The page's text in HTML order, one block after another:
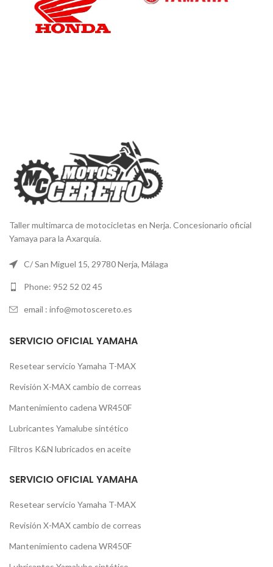
Taller multimarca de motocicletas en Nerja. Concesionario oficial
Yamaya para la Axarquía.
C/ San Miguel 15, 29780 Nerja, Málaga
Phone: 952 52 02 45
email : info@motoscereto.es
SERVICIO OFICIAL YAMAHA
Resetear servicio Yamaha T-MAX
Revisión X-MAX cambio de correas
Mantenimiento cadena WR450F
Lubricantes Yamalube sintético
Filtros K&N lubricados en aceite
SERVICIO OFICIAL YAMAHA
Resetear servicio Yamaha T-MAX
Revisión X-MAX cambio de correas
Mantenimiento cadena WR450F